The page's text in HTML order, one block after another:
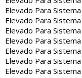
Elevado Para
Elevado Para
Elevado Para
Elevado Para
Elevado Para
Elevado Para
Elevado Para